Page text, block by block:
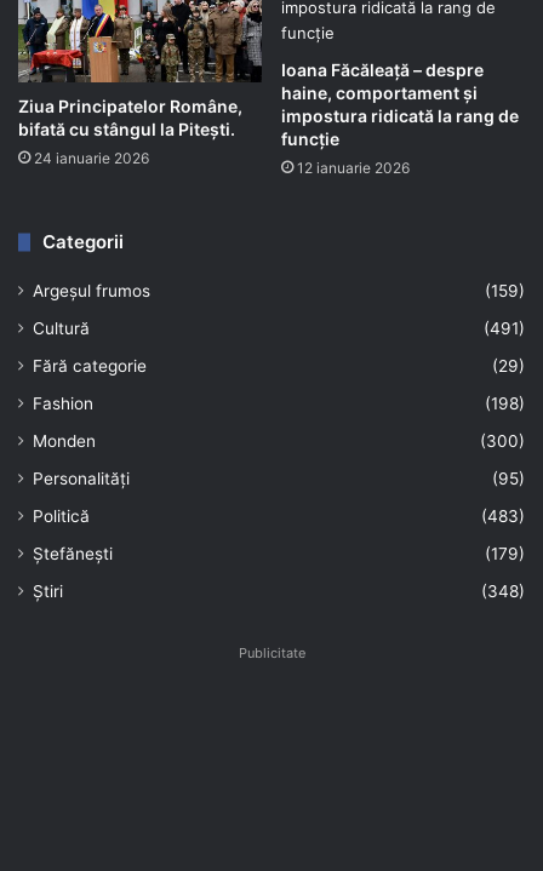
Ziua Principatelor Române,
bifată cu stângul la Pitești.
24 ianuarie 2026
Ioana Făcăleață – despre
haine, comportament și
impostura ridicată la rang de
funcție
12 ianuarie 2026
Categorii
Argeșul frumos
(159)
Cultură
(491)
Fără categorie
(29)
Fashion
(198)
Monden
(300)
Personalități
(95)
Politică
(483)
Ștefănești
(179)
Știri
(348)
Publicitate